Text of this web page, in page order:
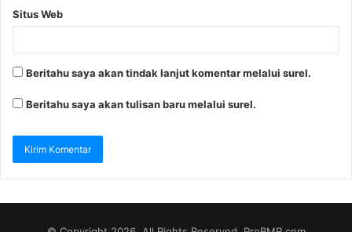
Situs Web
Beritahu saya akan tindak lanjut komentar melalui surel.
Beritahu saya akan tulisan baru melalui surel.